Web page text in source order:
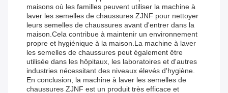
maisons où les familles peuvent utiliser la machine à
laver les semelles de chaussures ZJNF pour nettoyer
leurs semelles de chaussures avant d'entrer dans la
maison.Cela contribue à maintenir un environnement
propre et hygiénique à la maison.La machine à laver
les semelles de chaussures peut également être
utilisée dans les hôpitaux, les laboratoires et d'autres
industries nécessitant des niveaux élevés d'hygiène.
En conclusion, la machine à laver les semelles de
chaussures ZJNF est un produit très efficace et